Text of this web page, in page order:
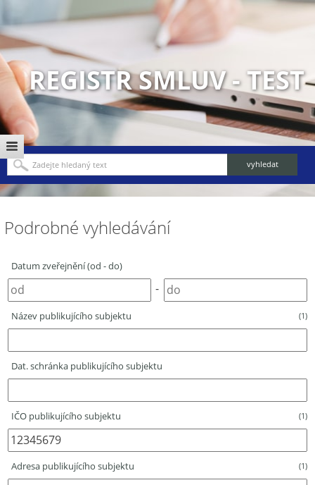
REGISTR SMLUV - TEST
Podrobné vyhledávání
Datum zveřejnění (od - do)
-
Název publikujícího subjektu (1)
Dat. schránka publikujícího subjektu
IČO publikujícího subjektu (1)
Adresa publikujícího subjektu (1)